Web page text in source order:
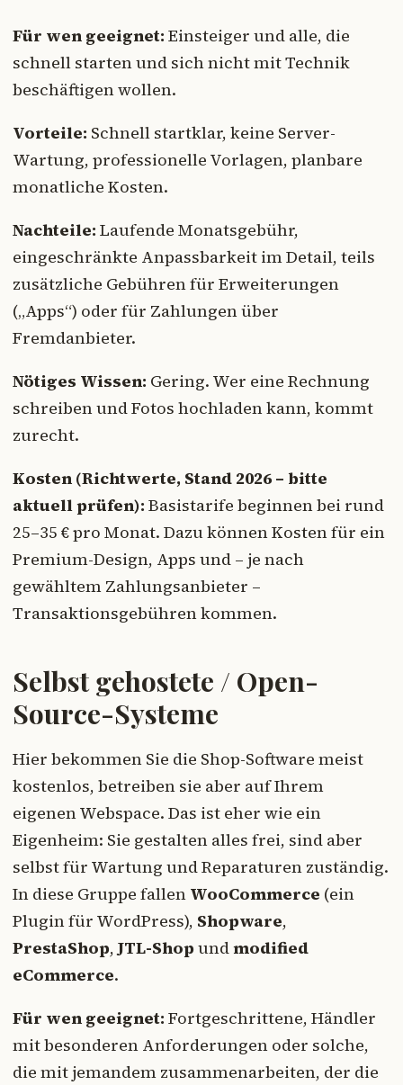
Für wen geeignet: Einsteiger und alle, die
schnell starten und sich nicht mit Technik
beschäftigen wollen.
Vorteile: Schnell startklar, keine Server-
Wartung, professionelle Vorlagen, planbare
monatliche Kosten.
Nachteile: Laufende Monatsgebühr,
eingeschränkte Anpassbarkeit im Detail, teils
zusätzliche Gebühren für Erweiterungen
(„Apps“) oder für Zahlungen über
Fremdanbieter.
Nötiges Wissen: Gering. Wer eine Rechnung
schreiben und Fotos hochladen kann, kommt
zurecht.
Kosten (Richtwerte, Stand 2026 – bitte
aktuell prüfen): Basistarife beginnen bei rund
25–35 € pro Monat. Dazu können Kosten für ein
Premium-Design, Apps und – je nach
gewähltem Zahlungsanbieter –
Transaktionsgebühren kommen.
Selbst gehostete / Open-
Source-Systeme
Hier bekommen Sie die Shop-Software meist
kostenlos, betreiben sie aber auf Ihrem
eigenen Webspace. Das ist eher wie ein
Eigenheim: Sie gestalten alles frei, sind aber
selbst für Wartung und Reparaturen zuständig.
In diese Gruppe fallen WooCommerce (ein
Plugin für WordPress), Shopware,
PrestaShop,JTL-Shop undmodified
eCommerce.
Für wen geeignet: Fortgeschrittene, Händler
mit besonderen Anforderungen oder solche,
die mit jemandem zusammenarbeiten, der die